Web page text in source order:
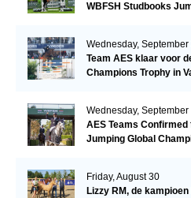
WBFSH Studbooks
Wednesday, September
Team AES klaar voor
Champions Trophy in
Wednesday, September
AES Teams
Jumping Global
Friday, August 30
Lizzy RM, de